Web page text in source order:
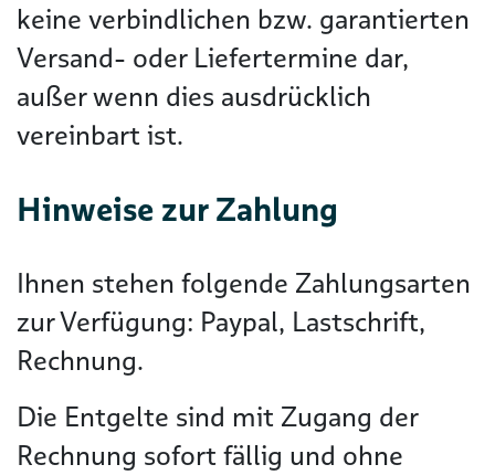
keine verbindlichen bzw. garantierten
Versand- oder Liefertermine dar,
außer wenn dies ausdrücklich
vereinbart ist.
Hinweise zur Zahlung
Ihnen stehen folgende Zahlungsarten
zur Verfügung: Paypal, Lastschrift,
Rechnung.
Die Entgelte sind mit Zugang der
Rechnung sofort fällig und ohne